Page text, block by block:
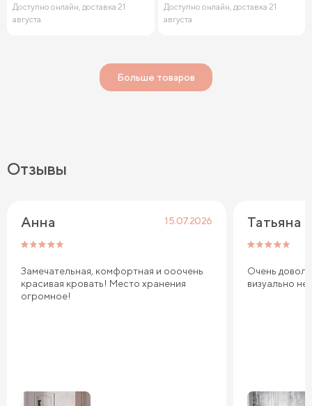
Доступно онлайн, доставка 21
августа
Доступно онлайн, доставка 21
августа
Больше товаров
Отзывы
Анна 15.07.2026
Замечательная, комфортная и ооочень
красивая кровать! Место хранения
огромное!
Татьяна
Очень
визуально